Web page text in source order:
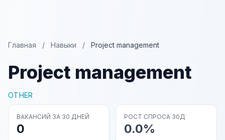
Главная / Навыки / Project management
Project management
OTHER
ВАКАНСИЙ ЗА 30 ДНЕЙ
0
РОСТ СПРОСА 30Д
0.0%